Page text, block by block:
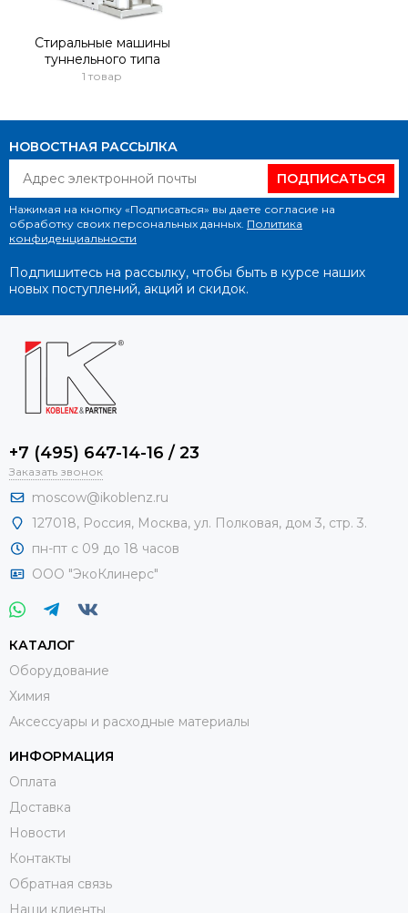
Стиральные машины
туннельного типа
1 товар
НОВОСТНАЯ РАССЫЛКА
ПОДПИСАТЬСЯ
Нажимая на кнопку «Подписаться» вы даете согласие на
обработку своих персональных данных. Политика
конфиденциальности
Подпишитесь на рассылку, чтобы быть в курсе наших
новых поступлений, акций и скидок.
+7 (495) 647-14-16 / 23
Заказать звонок
moscow@ikoblenz.ru
127018, Россия, Москва, ул. Полковая, дом 3, стр. 3.
пн-пт с 09 до 18 часов
ООО "ЭкоКлинерс"
КАТАЛОГ
Оборудование
Химия
Аксессуары и расходные материалы
ИНФОРМАЦИЯ
Оплата
Доставка
Новости
Контакты
Обратная связь
Наши клиенты